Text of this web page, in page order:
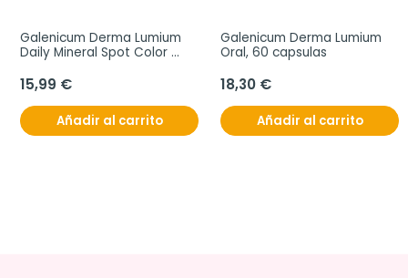
Galenicum Derma Lumium
Daily Mineral Spot Color
15,99 €
Añadir al carrito
Galenicum Derma Lumium
Oral, 60 capsulas
18,30 €
Añadir al carrito